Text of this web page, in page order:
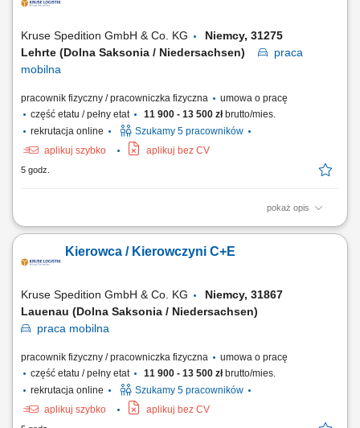
Kruse Spedition GmbH & Co. KG
Niemcy, 31275
Lehrte (Dolna Saksonia / Niedersachsen)
praca
mobilna
pracownik fizyczny / pracowniczka fizyczna
umowa o pracę
część etatu / pełny etat
11 900 - 13 500 złbrutto/mies.
rekrutacja online
Szukamy 5 pracowników
aplikuj szybko
aplikuj bez CV
5 godz.
pokaż opis
Zadania Realizowanie przewozów dystrybucyjnych artykułów
naczepami lub przyczepami w wybranym trybie pracy: rotacyjnym 2:1
bądź w pełnym wymiarze godzin. Prowadzenie zestawów drogowych
Kierowca / Kierowczyni C+E
Kruse Spedition GmbH & Co. KG
Niemcy, 31867
Lauenau (Dolna Saksonia / Niedersachsen)
praca mobilna
pracownik fizyczny / pracowniczka fizyczna
umowa o pracę
część etatu / pełny etat
11 900 - 13 500 złbrutto/mies.
rekrutacja online
Szukamy 5 pracowników
aplikuj szybko
aplikuj bez CV